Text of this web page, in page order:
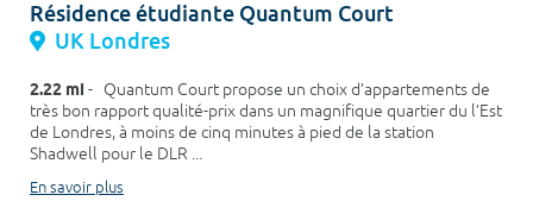
Résidence étudiante Quantum Court
UK Londres
2.22 mi - Quantum Court propose un choix d’appartements de
très bon rapport qualité-prix dans un magnifique quartier du l’Est
de Londres, à moins de cinq minutes à pied de la station
Shadwell pour le DLR ...
En savoir plus